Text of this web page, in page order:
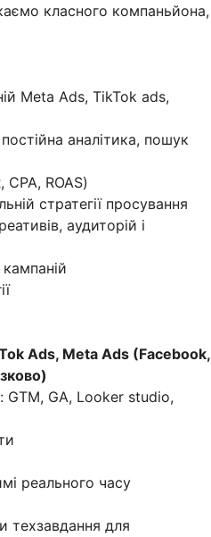
класного компаньйона,
Meta Ads, TikTok ads,
аналітика, пошук
ROAS)
стратегії просування
аудиторій і
Ads, Meta Ads (Facebook,
GTM, GA, Looker studio,
реального часу
техзавдання для